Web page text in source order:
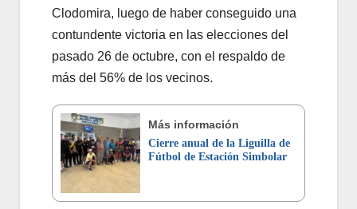
Clodomira, luego de haber conseguido una
contundente victoria en las elecciones del
pasado 26 de octubre, con el respaldo de
más del 56% de los vecinos.
Más información
Cierre anual de la Liguilla de
Fútbol de Estación Simbolar